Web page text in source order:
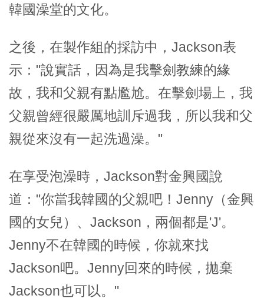
韓國澡堂的文化。
之後，在製作組的採訪中，Jackson表
示："說實話，因為是我擊劍教練的緣
故，我和父親有點尷尬。在擊劍場上，我
父親曾經很嚴厲地訓斥過我，所以我和父
親從來沒有一起洗過澡。"
在享受泡澡時，Jackson對金興國說
道："你當我韓國的父親吧！Jenny（金興
國的女兒）、Jackson，兩個都是'J'。
Jenny不在韓國的時候，你就來找
Jackson吧。Jenny回來的時候，拋棄
Jackson也可以。"